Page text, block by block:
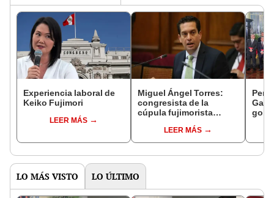
Experiencia laboral de
Keiko Fujimori
LEER MÁS
Miguel Ángel Torres:
congresista de la
cúpula fujimorista
del SenadoLEER MÁS
LO MÁS VISTO LO ÚLTIMO